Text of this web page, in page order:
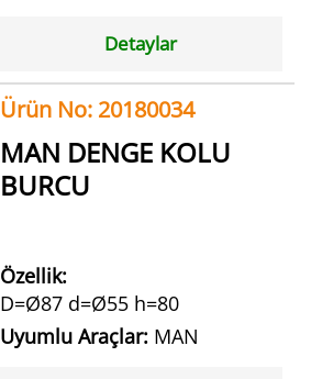
Detaylar
Ürün No: 20180034
MAN DENGE KOLU
BURCU
Özellik:
D=Ø87 d=Ø55 h=80
Uyumlu Araçlar: MAN